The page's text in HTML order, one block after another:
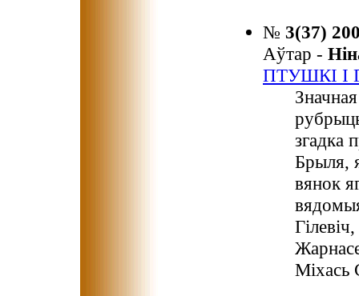
№ 3(37)
Аўтар -
ПТУШКІ І
згадка
Брыля,
вянок
Міхась